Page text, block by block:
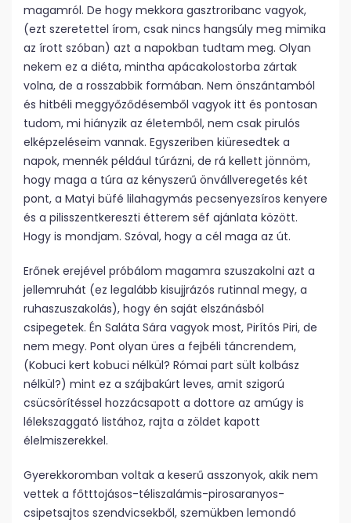
magamról. De hogy mekkora gasztroribanc vagyok,
(ezt szeretettel írom, csak nincs hangsúly meg mimika
az írott szóban) azt a napokban tudtam meg. Olyan
nekem ez a diéta, mintha apácakolostorba zártak
volna, de a rosszabbik formában. Nem önszántamból
és hitbéli meggyőződésemből vagyok itt és pontosan
tudom, mi hiányzik az életemből, nem csak pirulós
elképzeléseim vannak. Egyszeriben kiüresedtek a
napok, mennék például túrázni, de rá kellett jönnöm,
hogy maga a túra az kényszerű önvállveregetés két
pont, a Matyi büfé lilahagymás pecsenyezsíros kenyere
és a pilisszentkereszti étterem séf ajánlata között.
Hogy is mondjam. Szóval, hogy a cél maga az út.
Erőnek erejével próbálom magamra szuszakolni azt a
jellemruhát (ez legalább kisujjrázós rutinnal megy, a
ruhaszuszakolás), hogy én saját elszánásból
csipegetek. Én Saláta Sára vagyok most, Pirítós Piri, de
nem megy. Pont olyan üres a fejbéli táncrendem,
(Kobuci kert kobuci nélkül? Római part sült kolbász
nélkül?) mint ez a szájbakúrt leves, amit szigorú
csücsörítéssel hozzácsapott a dottore az amúgy is
lélekszaggató listához, rajta a zöldet kapott
élelmiszerekkel.
Gyerekkoromban voltak a keserű asszonyok, akik nem
vettek a főtttojásos-téliszalámis-pirosaranyos-
csipetsajtos szendvicsekből, szemükben lemondó